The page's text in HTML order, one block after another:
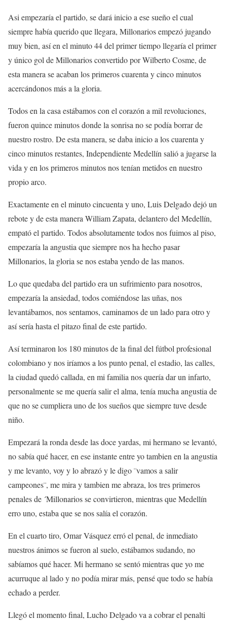
Asi empezaría el partido, se dará inicio a ese sueño el cual
siempre había querido que llegara, Millonarios empezó jugando
muy bien, así en el minuto 44 del primer tiempo llegaría el primer
y único gol de Millonarios convertido por Wilberto Cosme, de
esta manera se acaban los primeros cuarenta y cinco minutos
acercándonos más a la gloria.
Todos en la casa estábamos con el corazón a mil revoluciones,
fueron quince minutos donde la sonrisa no se podía borrar de
nuestro rostro. De esta manera, se daba inicio a los cuarenta y
cinco minutos restantes, Independiente Medellín salió a jugarse la
vida y en los primeros minutos nos tenían metidos en nuestro
propio arco.
Exactamente en el minuto cincuenta y uno, Luis Delgado dejó un
rebote y de esta manera William Zapata, delantero del Medellín,
empató el partido. Todos absolutamente todos nos fuimos al piso,
empezaría la angustia que siempre nos ha hecho pasar
Millonarios, la gloria se nos estaba yendo de las manos.
Lo que quedaba del partido era un sufrimiento para nosotros,
empezaría la ansiedad, todos comiéndose las uñas, nos
levantábamos, nos sentamos, caminamos de un lado para otro y
así sería hasta el pitazo final de este partido.
Así terminaron los 180 minutos de la final del fútbol profesional
colombiano y nos iríamos a los punto penal, el estadio, las calles,
la ciudad quedó callada, en mi familia nos quería dar un infarto,
personalmente se me quería salir el alma, tenía mucha angustia de
que no se cumpliera uno de los sueños que siempre tuve desde
niño.
Empezará la ronda desde las doce yardas, mi hermano se levantó,
no sabía qué hacer, en ese instante entre yo tambien en la angustia
y me levanto, voy y lo abrazó y le digo ¨vamos a salir
campeones¨, me mira y tambien me abraza, los tres primeros
penales de ´Millonarios se convirtieron, mientras que Medellín
erro uno, estaba que se nos salía el corazón.
En el cuarto tiro, Omar Vásquez erró el penal, de inmediato
nuestros ánimos se fueron al suelo, estábamos sudando, no
sabíamos qué hacer. Mi hermano se sentó mientras que yo me
acurruque al lado y no podía mirar más, pensé que todo se había
echado a perder.
Llegó el momento final, Lucho Delgado va a cobrar el penalti